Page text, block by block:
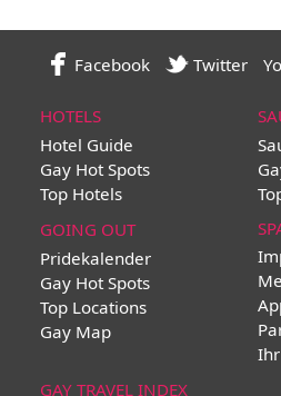
Facebook Twitter
HOTELS
Hotel Guide
Gay Hot Spots
Top Hotels
GOING OUT
Pridekalender
Gay Hot Spots
Top Locations
Gay Map
GAY TRAVEL INDEX